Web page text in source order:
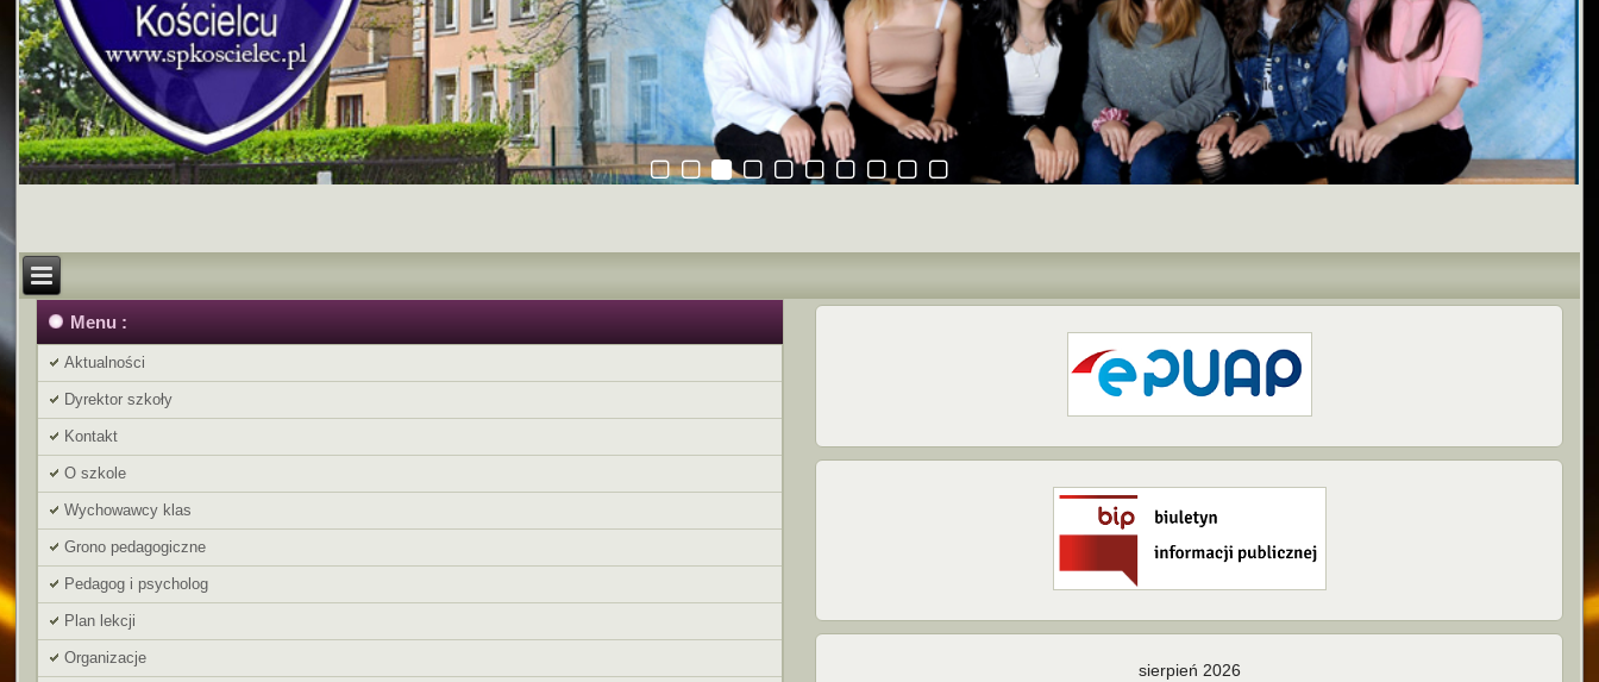
Menu :
Aktualności
Dyrektor szkoły
Kontakt
O szkole
Wychowawcy klas
Grono pedagogiczne
Pedagog i psycholog
Plan lekcji
Organizacje
sierpień 2026